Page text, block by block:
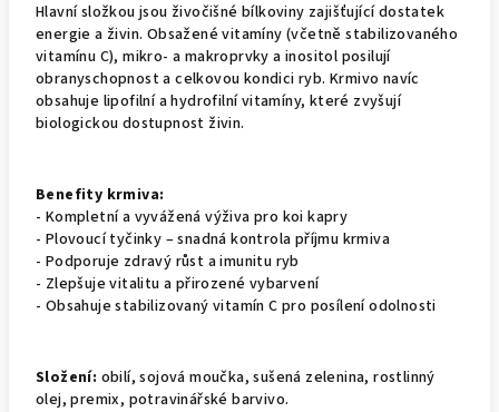
Hlavní složkou jsou živočišné bílkoviny zajišťující dostatek
energie a živin. Obsažené vitamíny (včetně stabilizovaného
vitamínu C), mikro- a makroprvky a inositol posilují
obranyschopnost a celkovou kondici ryb. Krmivo navíc
obsahuje lipofilní a hydrofilní vitamíny, které zvyšují
biologickou dostupnost živin.
Benefity krmiva:
- Kompletní a vyvážená výživa pro koi kapry
- Plovoucí tyčinky – snadná kontrola příjmu krmiva
- Podporuje zdravý růst a imunitu ryb
- Zlepšuje vitalitu a přirozené vybarvení
- Obsahuje stabilizovaný vitamín C pro posílení odolnosti
Složení: obilí, sojová moučka, sušená zelenina, rostlinný
olej, premix, potravinářské barvivo.